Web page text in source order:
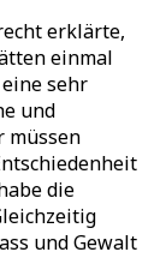
erklärte,
einmal
sehr
und
müssen
die
und Gewalt